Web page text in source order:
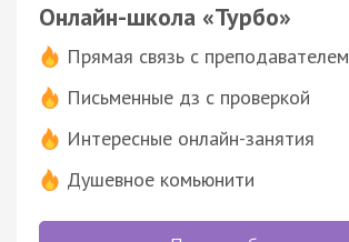
Онлайн-школа «Турбо»
Прямая связь с преподавателем
Письменные дз с проверкой
Интересные онлайн-занятия
Душевное комьюнити